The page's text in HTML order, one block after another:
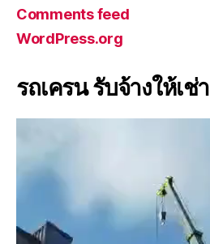
Comments feed
WordPress.org
รถเครน รับจ้างให้เช่า
l